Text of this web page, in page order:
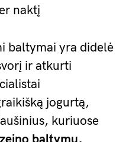
naktį
baltymai yra didelė
ir atkurti
jogurtą,
kuriuose